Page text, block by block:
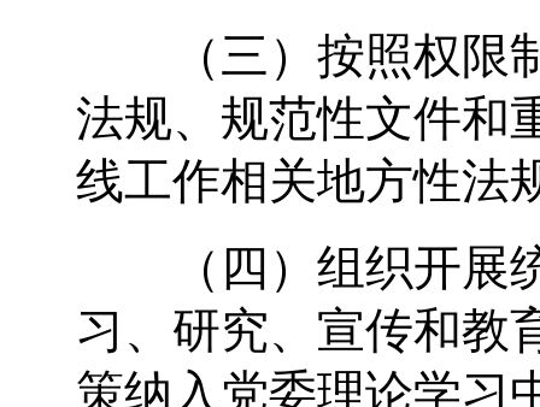
（三）按照权限
法规、规范性文件和
线工作相关地方性法
（四）组织开展
习、研究、宣传和教
策纳入党委理论学习